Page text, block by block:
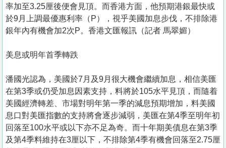
關
於
我
們
率加至3.25厘後便會見頂。而香港方面，他預期港銀最快或
於9月上調最優惠利率（P），視乎美國加息步伐，不排除港
銀年內有機會加2次P。香港文匯報訊（記者 馬翠媚）
美息或明年首季轉跌
潘國光認為，美國於7月及9月很大機會繼續加息，相信美匯
在第3季或仍受加息因素支持，料將於105水平見頂，而隨着
美國經濟轉差、市場對明年第一季的減息預期增加，料美國
息口對美匯指數的支持將會逐步減弱，美匯在第4季至明年初
回落至100水平或以下亦不足為奇。而十年期美債息在第3季
及第4季料維持在3厘以下，不排除第4季有機會回落至2.75厘